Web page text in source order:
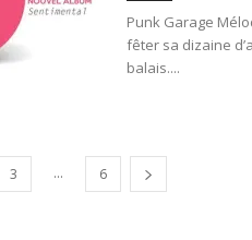
Punk Garage
fêter sa dizaine
balais....
3 ... 6